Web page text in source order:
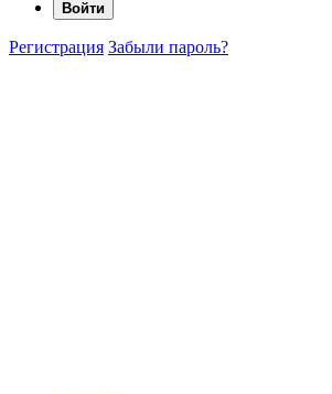
Войти
Регистрация Забыли пароль?